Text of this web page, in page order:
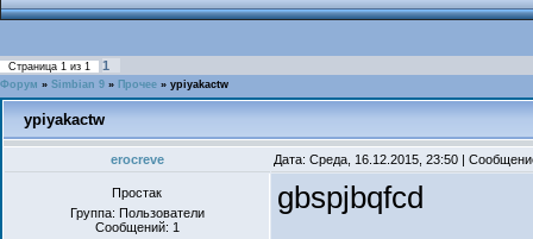
Страница 1 из 1 1
Форум » Simbian 9 » Прочее » ypiyakactw
ypiyakactw
erocreve Дата: Среда, 16.12.2015, 23:50 |
Простак
Группа: Пользователи
Сообщений: 1
gbspjbqfcd